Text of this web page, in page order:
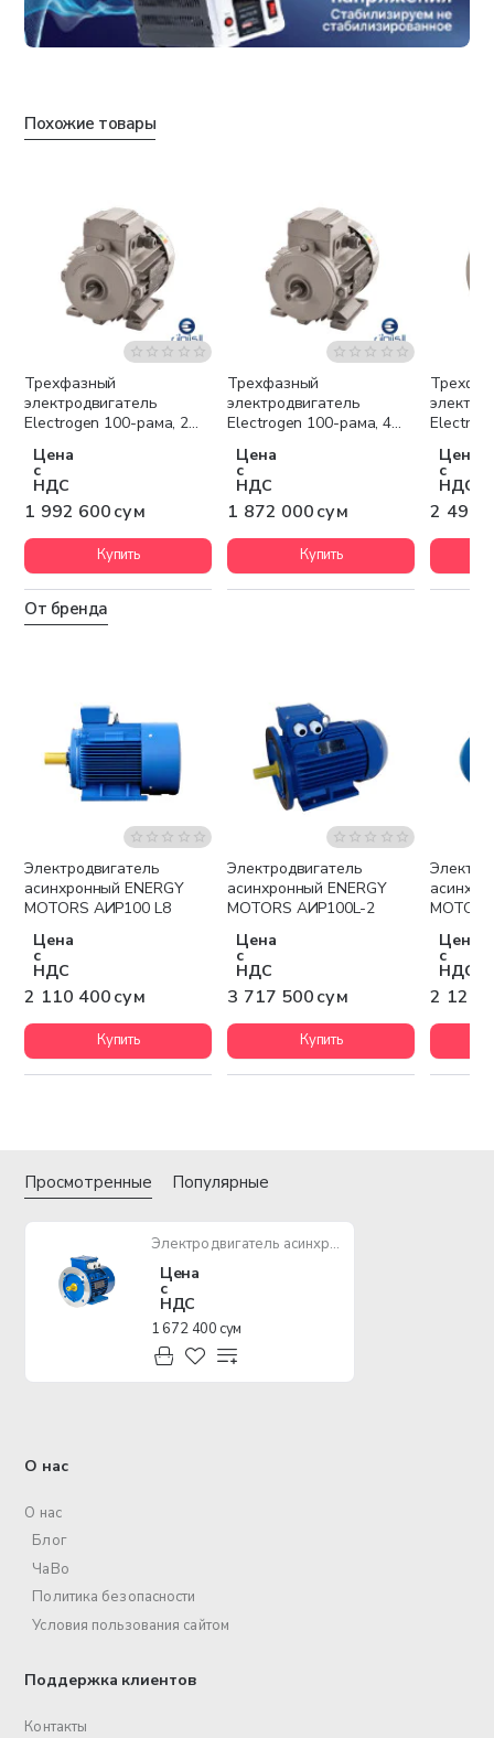
Похожие товары
Бесплатная доставка
Трехфазный
электродвигатель
Electrogen 100-рама, 2
Цена
с
НДС
1 992 600 сум
Купить
Бесплатная доставка
Трехфазный
электродвигатель
Electrogen 100-рама, 4
Цена
с
НДС
1 872 000 сум
Купить
Цена
с
НДС
2 499
От бренда
Бесплатная доставка
Электродвигатель
асинхронный ENERGY
MOTORS АИР100 L8
Цена
с
НДС
2 110 400 сум
Купить
Бесплатная доставка
Электродвигатель
асинхронный ENERGY
MOTORS АИР100L-2
Цена
с
НДС
3 717 500 сум
Купить
Цена
с
НДС
2 124
Просмотренные Популярные
Электродвигатель асинхронный ENERGY MOTORS АИР90 LB8
Цена
с
НДС
1 672 400 сум
О нас
О нас
Блог
ЧаВо
Политика безопасности
Условия пользования сайтом
Поддержка клиентов
Контакты